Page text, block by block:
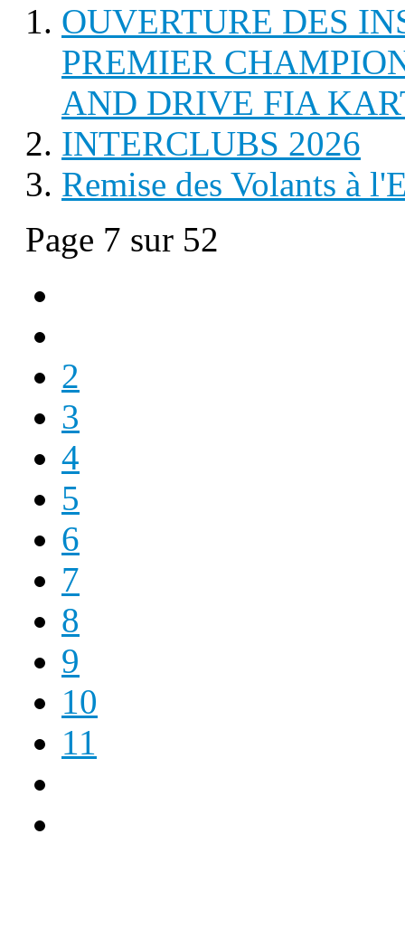
OUVERTURE DES
PREMIER
AND DRIVE FIA
INTERCLUBS 2026
Remise des Volants à
Page 7 sur 52
2
3
4
5
6
7
8
9
10
11